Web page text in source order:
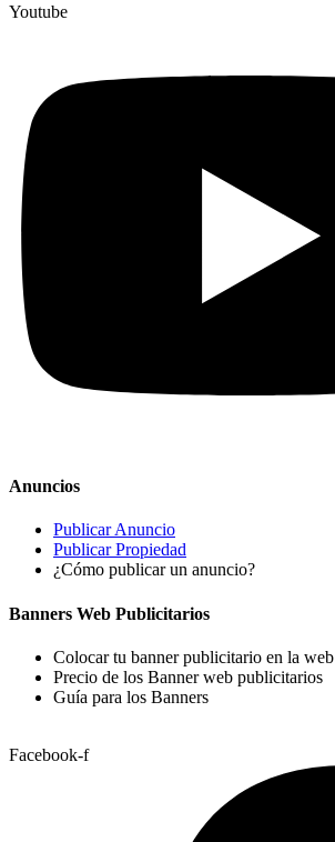
Youtube
Anuncios
Publicar Anuncio
Publicar Propiedad
¿Cómo publicar un anuncio?
Banners Web Publicitarios
Colocar tu banner publicitario en la web
Precio de los Banner web publicitarios
Guía para los Banners
Facebook-f